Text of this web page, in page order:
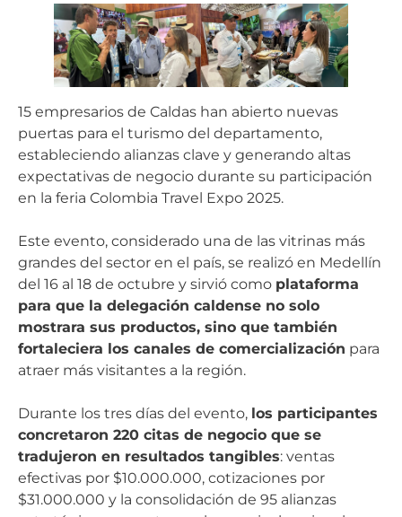
15 empresarios de Caldas han abierto nuevas
puertas para el turismo del departamento,
estableciendo alianzas clave y generando altas
expectativas de negocio durante su participación
en la feria Colombia Travel Expo 2025.
Este evento, considerado una de las vitrinas más
grandes del sector en el país, se realizó en Medellín
del 16 al 18 de octubre y sirvió como plataforma
para que la delegación caldense no solo
mostrara sus productos, sino que también
fortaleciera los canales de comercialización para
atraer más visitantes a la región.
Durante los tres días del evento, los participantes
concretaron 220 citas de negocio que se
tradujeron en resultados tangibles: ventas
efectivas por $10.000.000, cotizaciones por
$31.000.000 y la consolidación de 95 alianzas